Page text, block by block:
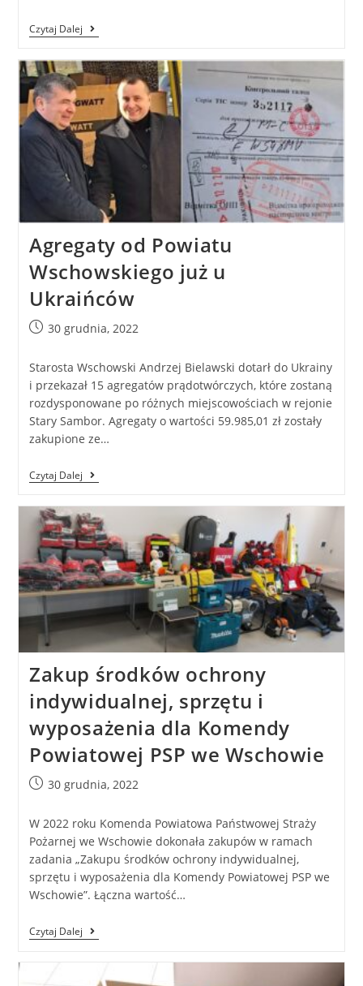
Czytaj Dalej
Agregaty od Powiatu
Wschowskiego już u
Ukraińców
30 grudnia, 2022
Starosta Wschowski Andrzej Bielawski dotarł do Ukrainy
i przekazał 15 agregatów prądotwórczych, które zostaną
rozdysponowane po różnych miejscowościach w rejonie
Stary Sambor. Agregaty o wartości 59.985,01 zł zostały
zakupione ze…
Czytaj Dalej
Zakup środków ochrony
indywidualnej, sprzętu i
wyposażenia dla Komendy
Powiatowej PSP we Wschowie
30 grudnia, 2022
W 2022 roku Komenda Powiatowa Państwowej Straży
Pożarnej we Wschowie dokonała zakupów w ramach
zadania „Zakupu środków ochrony indywidualnej,
sprzętu i wyposażenia dla Komendy Powiatowej PSP we
Wschowie”. Łączna wartość…
Czytaj Dalej